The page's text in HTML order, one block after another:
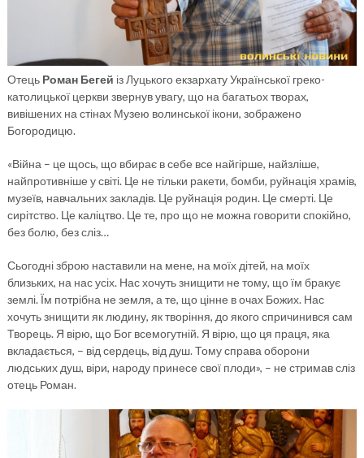
Отець Роман Бегей із Луцького екзархату Української греко-
католицької церкви звернув увагу, що на багатьох творах,
вивішених на стінах Музею волинської ікони, зображено
Богородицю.
«Війна – це щось, що вбирає в себе все найгірше, найзліше,
найпротивніше у світі. Це не тільки ракети, бомби, руйнація храмів,
музеїв, навчальних закладів. Це руйнація родин. Це смерті. Це
сирітство. Це каліцтво. Це те, про що не можна говорити спокійно,
без болю, без сліз…
Сьогодні зброю наставили на мене, на моїх дітей, на моїх
близьких, на нас усіх. Нас хочуть знищити не тому, що їм бракує
землі. Їм потрібна не земля, а те, що цінне в очах Божих. Нас
хочуть знищити як людину, як творіння, до якого спричинився сам
Творець. Я вірю, що Бог всемогутній. Я вірю, що ця праця, яка
вкладається, – від сердець, від душ. Тому справа оборони
людських душ, віри, народу принесе свої плоди», – не стримав сліз
отець Роман.